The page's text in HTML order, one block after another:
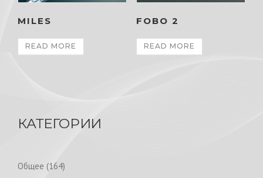
MILES
READ MORE
FOBO 2
READ MORE
КАТЕГОРИИ
Общее 1641